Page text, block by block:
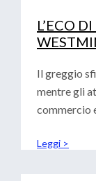
L’ECO
Il greggio
mentre gli
commercio
Leggi >